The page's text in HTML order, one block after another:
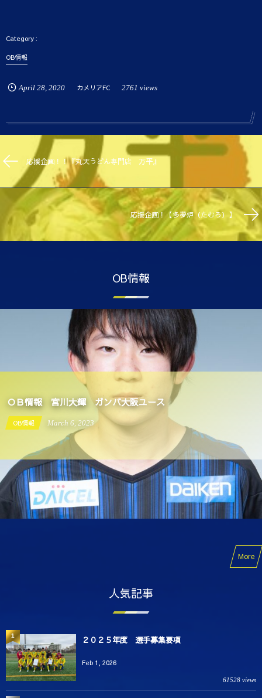
OB情報
April 28, 2020 カメリアFC 2761 views
応援企画！！『丸天うどん専門店 万平』
応援企画！【多夢炉（たむろ）】
OB情報
ＯＢ情報 宮川大輝 ガンバ大阪ユース
OB情報 March 6, 2023
More
人気記事
２０２５年度 選手募集要項
Feb 1, 2026
61528 views
1